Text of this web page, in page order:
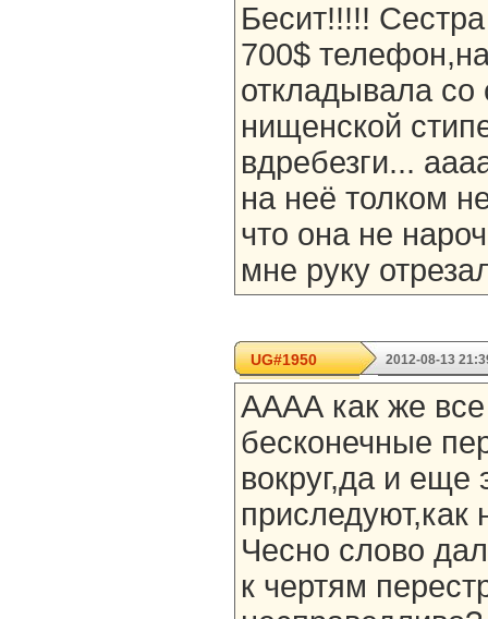
Бесит!!!!!
700$
откладывала со
нищенской
вдребезги...
на неё толком
что она не
мне руку
UG#1950 2012-08-13
АААА как же все
бесконечные
вокруг,да и еще
приследуют,как
Чесно слово
к чертям